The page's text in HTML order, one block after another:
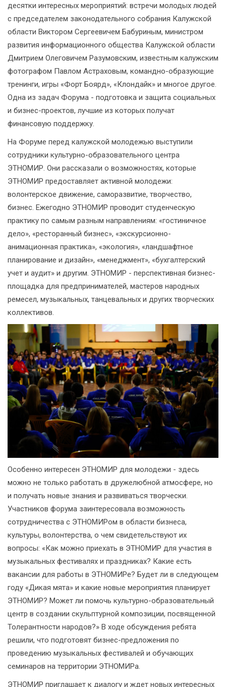
десятки интересных мероприятий: встречи молодых людей
с председателем законодательного собрания Калужской
области Виктором Сергеевичем Бабуриным, министром
развития информационного общества Калужской области
Дмитрием Олеговичем Разумовским, известным калужским
фотографом Павлом Астраховым, командно-образующие
тренинги, игры «Форт Боярд», «Клондайк» и многое другое.
Одна из задач Форума - подготовка и защита социальных
и бизнес-проектов, лучшие из которых получат
финансовую поддержку.
На Форуме перед калужской молодежью выступили
сотрудники культурно-образовательного центра
ЭТНОМИР. Они рассказали о возможностях, которые
ЭТНОМИР предоставляет активной молодежи:
волонтерское движение, саморазвитие, творчество,
бизнес. Ежегодно ЭТНОМИР проводит студенческую
практику по самым разным направлениям: «гостиничное
дело», «ресторанный бизнес», «экскурсионно-
анимационная практика», «экология», «ландшафтное
планирование и дизайн», «менеджмент», «бухгалтерский
учет и аудит» и другим. ЭТНОМИР - перспективная бизнес-
площадка для предпринимателей, мастеров народных
ремесел, музыкальных, танцевальных и других творческих
коллективов.
Особенно интересен ЭТНОМИР для молодежи - здесь
можно не только работать в дружелюбной атмосфере, но
и получать новые знания и развиваться творчески.
Участников форума заинтересовала возможность
сотрудничества с ЭТНОМИРом в области бизнеса,
культуры, волонтерства, о чем свидетельствуют их
вопросы: «Как можно приехать в ЭТНОМИР для участия в
музыкальных фестивалях и праздниках? Какие есть
вакансии для работы в ЭТНОМИРе? Будет ли в следующем
году «Дикая мята» и какие новые мероприятия планирует
ЭТНОМИР? Может ли помочь культурно-образовательный
центр в создании скульптурной композиции, посвященной
Толерантности народов?» В ходе обсуждения ребята
решили, что подготовят бизнес-предложения по
проведению музыкальных фестивалей и обучающих
семинаров на территории ЭТНОМИРа.
ЭТНОМИР приглашает к диалогу и ждет новых интересных